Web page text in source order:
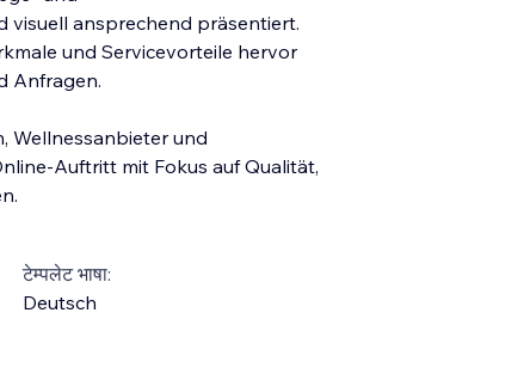
visuell ansprechend präsentiert.
und Servicevorteile hervor
Anfragen.
Wellnessanbieter und
Auftritt mit Fokus auf Qualität,
टेम्पलेट भाषा:
Deutsch